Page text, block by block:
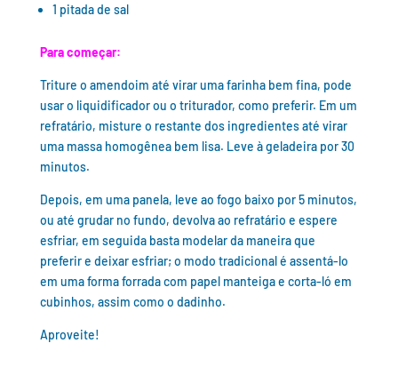
1 pitada de sal
Para começar:
Triture o amendoim até virar uma farinha bem fina, pode
usar o liquidificador ou o triturador, como preferir. Em um
refratário, misture o restante dos ingredientes até virar
uma massa homogênea bem lisa. Leve à geladeira por 30
minutos.
Depois, em uma panela, leve ao fogo baixo por 5 minutos,
ou até grudar no fundo, devolva ao refratário e espere
esfriar, em seguida basta modelar da maneira que
preferir e deixar esfriar; o modo tradicional é assentá-lo
em uma forma forrada com papel manteiga e corta-ló em
cubinhos, assim como o dadinho.
Aproveite!